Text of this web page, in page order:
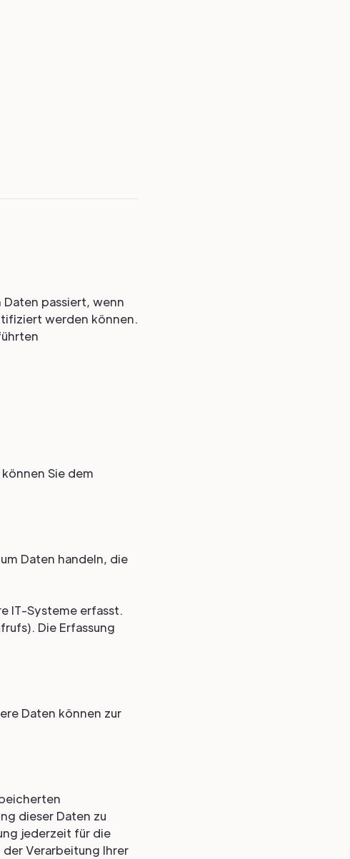
passiert, wenn
werden können.
Sie dem
Daten handeln, die
IT-Systeme erfasst.
Die Erfassung
Daten können zur
dieser Daten zu
jederzeit für die
Verarbeitung Ihrer